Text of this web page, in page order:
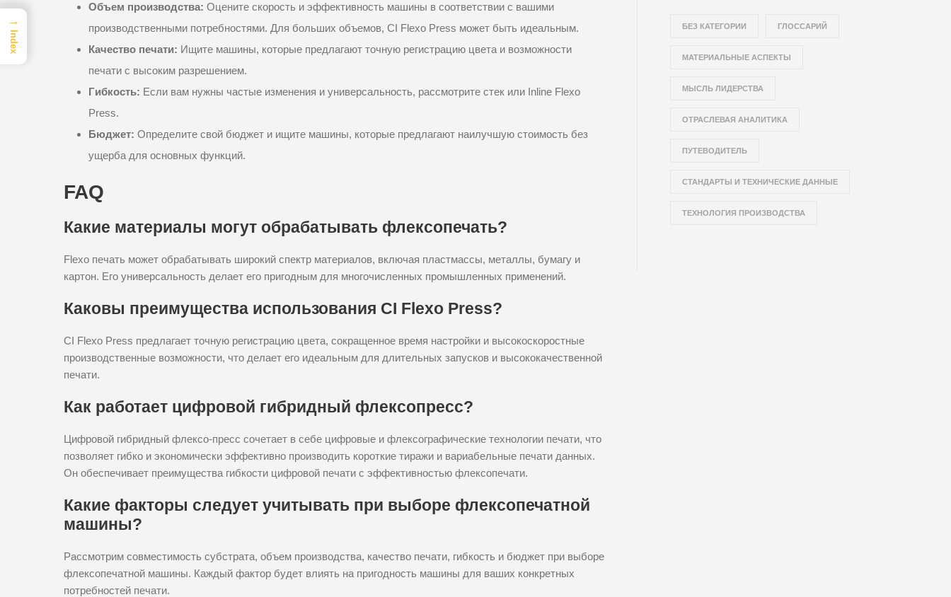
Объем производства: Оцените скорость и эффективность машины в соответствии с вашими
производственными потребностями. Для больших объемов, CI Flexo Press может быть идеальным.
Качество печати: Ищите машины, которые предлагают точную регистрацию цвета и возможности
печати с высоким разрешением.
Гибкость: Если вам нужны частые изменения и универсальность, рассмотрите стек или Inline Flexo
Press.
Бюджет: Определите свой бюджет и ищите машины, которые предлагают наилучшую стоимость без
ущерба для основных функций.
FAQ
Какие материалы могут обрабатывать флексопечать?
Flexo печать может обрабатывать широкий спектр материалов, включая пластмассы, металлы, бумагу и
картон. Его универсальность делает его пригодным для многочисленных промышленных применений.
Каковы преимущества использования CI Flexo Press?
CI Flexo Press предлагает точную регистрацию цвета, сокращенное время настройки и высокоскоростные
производственные возможности, что делает его идеальным для длительных запусков и высококачественной
печати.
Как работает цифровой гибридный флексопресс?
Цифровой гибридный флексо-пресс сочетает в себе цифровые и флексографические технологии печати, что
позволяет гибко и экономически эффективно производить короткие тиражи и вариабельные печати данных.
Он обеспечивает преимущества гибкости цифровой печати с эффективностью флексопечати.
Какие факторы следует учитывать при выборе флексопечатной
машины?
Рассмотрим совместимость субстрата, объем производства, качество печати, гибкость и бюджет при выборе
флексопечатной машины. Каждый фактор будет влиять на пригодность машины для ваших конкретных
потребностей печати.
БЕЗ КАТЕГОРИИ ГЛОССАРИЙ
МАТЕРИАЛЬНЫЕ АСПЕКТЫ
МЫСЛЬ ЛИДЕРСТВА
ОТРАСЛЕВАЯ АНАЛИТИКА
ПУТЕВОДИТЕЛЬ
СТАНДАРТЫ И ТЕХНИЧЕСКИЕ ДАННЫЕ
ТЕХНОЛОГИЯ ПРОИЗВОДСТВА
→
Index